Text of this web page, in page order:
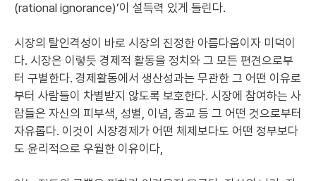
(rational ignorance)’이 설득력 있게 들린다.
시장의 탈인격성이 바로 시장의 진정한 아름다움이자 미덕이
다. 시장은 이렇듯 경제적 활동을 정치와 그 모든 편견으로부
터 구별한다. 경제활동에서 생산성과는 무관한 그 어떤 이유로
부터 사람들이 차별받지 않도록 보호한다. 시장에 참여하는 사
람들은 자신의 피부색, 성별, 이념, 종교 등 그 어떤 것으로부터
자유롭다. 이것이 시장경제가 어떤 체제보다도 어떤 정부보다
도 윤리적으로 우월한 이유이다,